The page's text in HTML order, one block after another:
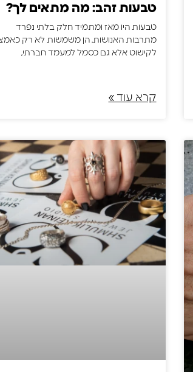
טבעות זהב: מה מתאים לך?
טבעות היו מאז ומתמיד חלק בלתי נפרד
מתרבות האנושות. הן משמשות לא רק
לקישוט אלא גם כסמל למעמד חברתי,
קרא עוד »